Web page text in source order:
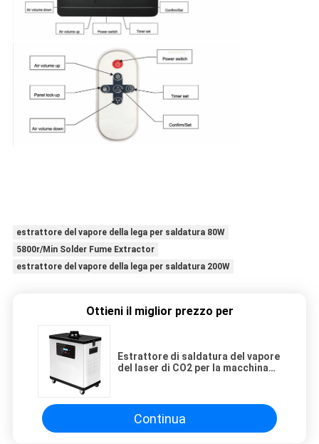
estrattore del vapore della lega per saldatura 80W
5800r/Min Solder Fume Extractor
estrattore del vapore della lega per saldatura 200W
Ottieni il miglior prezzo per
Estrattore di saldatura del vapore
del laser di CO2 per la macchina
Continua